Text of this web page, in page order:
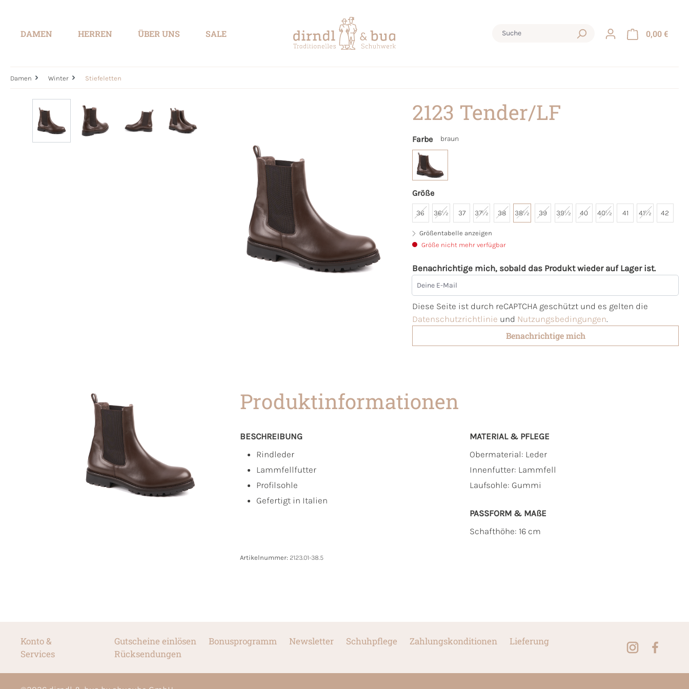
DAMEN HERREN ÜBER UNS SALE 0,00 €
Damen Winter Stiefeletten
Bildergalerie überspringen 2123 Tender/LF
Farbe braun
Größe
36 36½ 37 37½ 38 38½ 39 39½ 40 40½ 41 41½ 42
Größentabelle anzeigen
Größe nicht mehr verfügbar
Benachrichtige mich, sobald das Produkt wieder auf Lager ist.
Deine E-Mail
Diese Seite ist durch reCAPTCHA geschützt und es gelten die
Datenschutzrichtlinie und Nutzungsbedingungen.
Benachrichtige mich
Produktinformationen
BESCHREIBUNG
Rindleder
Lammfellfutter
Profilsohle
Gefertigt in Italien
MATERIAL & PFLEGE
Obermaterial: Leder
Innenfutter: Lammfell
Laufsohle: Gummi
PASSFORM & MAẞE
Schafthöhe: 16 cm
Artikelnummer: 2123.01-38.5
Konto &
Services
Gutscheine einlösen Bonusprogramm Newsletter Schuhpflege Zahlungskonditionen
Lieferung
Rücksendungen